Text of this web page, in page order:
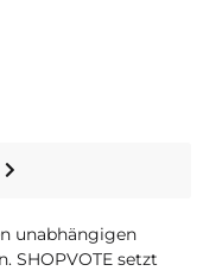
unabhängigen
SHOPVOTE setzt